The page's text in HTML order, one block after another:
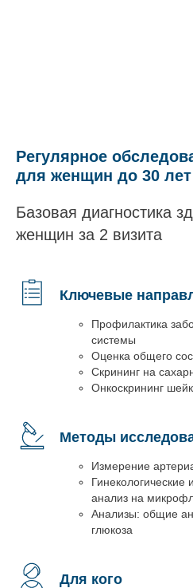
Регулярное
для женщин до 30 лет
Базовая диагностика
женщин за 2 визита
Ключевые
Профилактика
системы
Оценка общего
Скрининг на
Онкоскрининг
Методы
Измерение
Гинекологические
анализ на
Анализы: общие
глюкоза
Для кого